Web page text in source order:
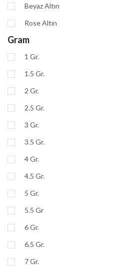
Beyaz Altın
Rose Altın
Gram
1 Gr.
1.5 Gr.
2 Gr.
2.5 Gr.
3 Gr.
3.5 Gr.
4 Gr.
4.5 Gr.
5 Gr.
5.5 Gr
6 Gr.
6.5 Gr.
7 Gr.